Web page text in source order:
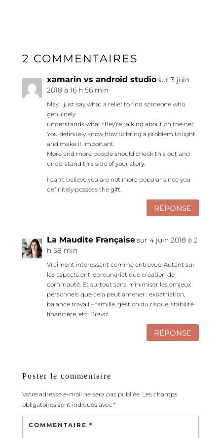
2 COMMENTAIRES
xamarin vs android studiosur 3 juin
2018 à 16 h 56 min
May I just say what a relief to find someone who
genuinely
understands what they’re talking about on the net.
You definitely know how to bring a problem to light
and make it important.
More and more people should check this out and
understand this side of your story.
I can’t believe you are not more popular since you
definitely possess the gift.
RÉPONSE
La Maudite Françaisesur 4 juin 2018 à 2
h 58 min
Vraiment intéressant comme entrevue. Autant sur
les aspects entrepreunariat que création de
commauté. Et surtout sans minimiser les emjeux
personnels que cela peut amener : expatriation,
balance travail – famille, gestion du risque, stabilité
financière, etc. Bravo!
RÉPONSE
Poster le commentaire
Votre adresse e-mail ne sera pas publiée. Les champs
obligatoires sont indiqués avec *